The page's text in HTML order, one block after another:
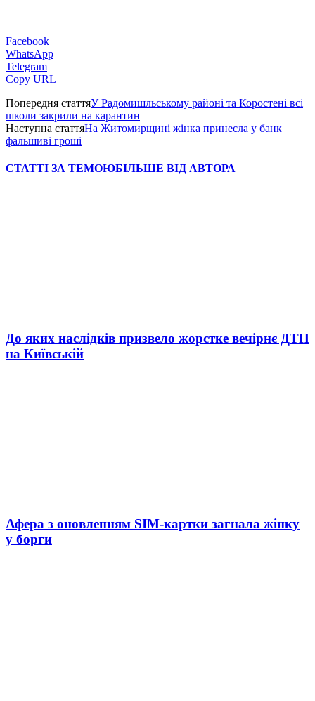
Facebook
WhatsApp
Telegram
Copy URL
Попередня статтяУ Радомишльському районі та Коростені всі
школи закрили на карантин
Наступна статтяНа Житомирщині жінка принесла у банк
фальшиві гроші
СТАТТІ ЗА ТЕМОЮБІЛЬШЕ ВІД АВТОРА
До яких наслідків призвело жорстке вечірнє ДТП
на Київській
Афера з оновленням SIM-картки загнала жінку
у борги